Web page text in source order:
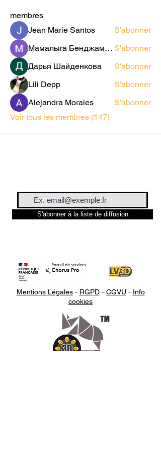
membres
Jean Marie Santos
S'abonner
Мамалыга Бенджаминович S'abonner
Дарья Шайденкова
S'abonner
Lili Depp
S'abonner
Alejandra Morales
S'abonner
Voir tous les membres (147)
S'abonner à la liste de diffusion
Mentions Légales- RGPD- CGVU - Info
cookies